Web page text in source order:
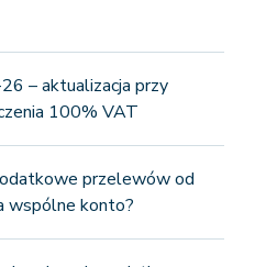
– aktualizacja przy
100% VAT
przelewów od
wspólne konto?